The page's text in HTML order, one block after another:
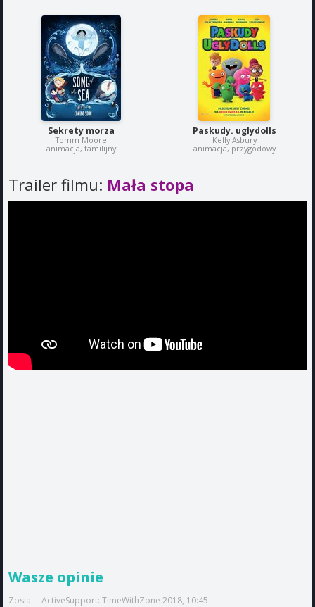
Sekrety morza
Tomm Moore
animacja, familijny
Paskudy. uglydolls
Kelly Asbury
animacja, przygodowy
Trailer filmu: Mała stopa
Wasze opinie
Zosia ---ActiveSupport::TimeWithZone 2018, 10:45